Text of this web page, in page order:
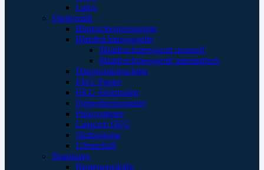
Latex
Diagnostik
Blutzuckermessgeräte
Blutdruckmessgeräte
Blutdruckmessgerät manuell
Blutdruckmessgerät automatisch
Diagnostikleuchten
EKG Papier
EKG Elektroden
Fieberthermometer
Pulsoximeter
Langzeit EKG
Stethoskope
Ultraschall
Beatmung
Beatmungshilfe